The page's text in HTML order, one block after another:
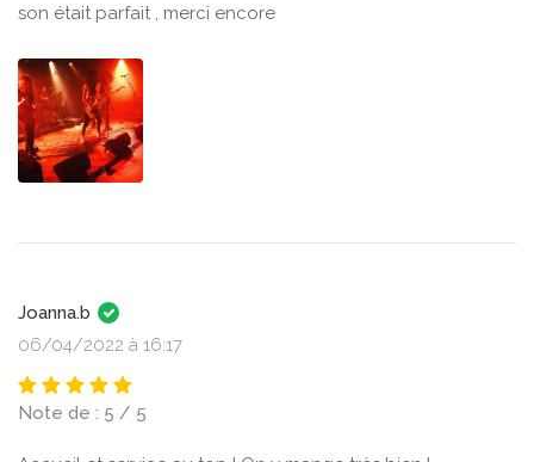
son était parfait , merci encore
Joanna.b
06/04/2022 à 16:17
Note de : 5 / 5